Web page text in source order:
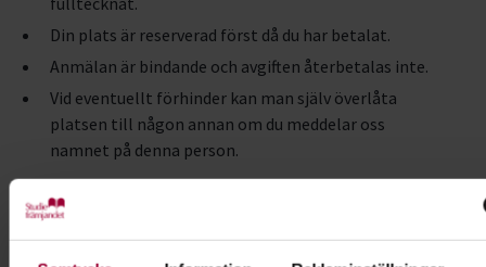
Din plats är reserverad först då du har betalat.
Anmälan är bindande och avgiften återbetalas inte.
Vid eventuellt förhinder kan man själv överlåta
platsen till någon annan om du meddelar oss
namnet på denna person.
Tidigare deltagare säger:
”Jättebra upplägg” , ”Väldigt pedagogiskt och nyttigt”,